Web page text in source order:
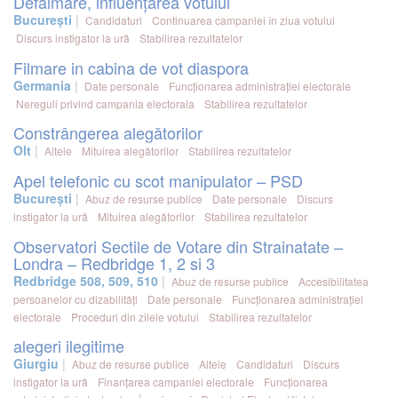
București Candidaturi
Continuarea campaniei în ziua votului
Discurs instigator la ură
Stabilirea rezultatelor
Filmare in cabina de vot diaspora
Germania Date personale
Funcționarea administrației electorale
Nereguli privind campania electorala
Stabilirea rezultatelor
Constrângerea alegătorilor
Olt Altele Mituirea alegătorilor Stabilirea rezultatelor
Apel telefonic cu scot manipulator – PSD
București Abuz de resurse publice Date personale
Discurs
instigator la ură
Mituirea alegătorilor Stabilirea rezultatelor
Observatori Sectile de Votare din Strainatate –
Londra – Redbridge 1, 2 si 3
Redbridge 508, 509, 510 Abuz de resurse publice
Accesibilitatea
persoanelor cu dizabilități
Date personale
Funcționarea administrației
electorale
Proceduri din zilele votului Stabilirea rezultatelor
alegeri ilegitime
Giurgiu Abuz de resurse publice Altele Candidaturi
Discurs
instigator la ură
Finanțarea campaniei electorale
Funcționarea